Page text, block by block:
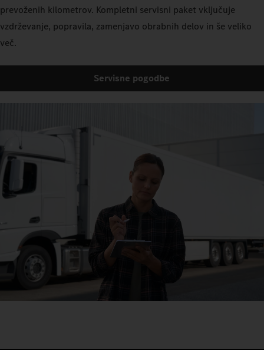
prevoženih kilometrov. Kompletni servisni paket vključuje
vzdrževanje, popravila, zamenjavo obrabnih delov in še veliko
več.
Servisne pogodbe